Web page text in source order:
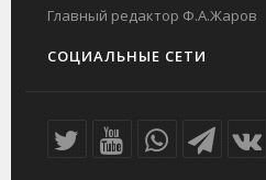
Главный редактор Ф.А.Жаров
СОЦИАЛЬНЫЕ СЕТИ